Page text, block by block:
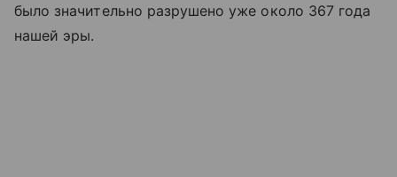
было значительно разрушено уже около 367 года
нашей эры.